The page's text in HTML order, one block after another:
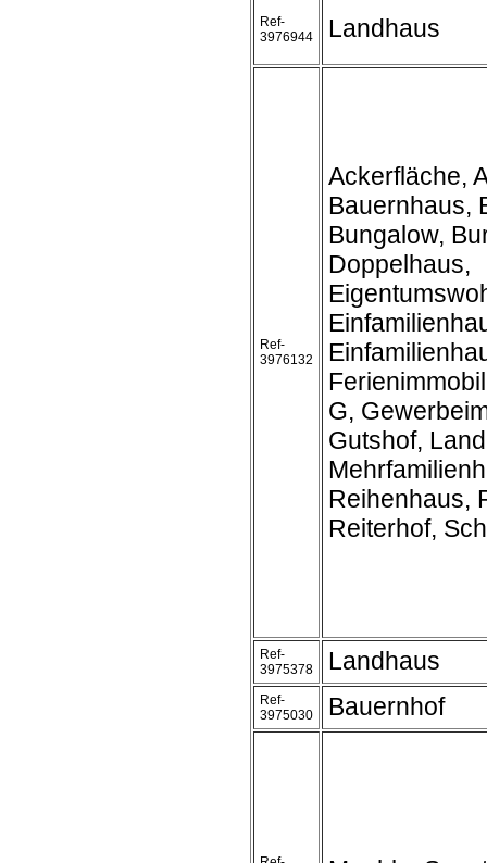
Ref-
3976944
Landhaus
Ref-
3976132
Ackerfläche,
Bauernhaus,
Bungalow,
Doppelhaus,
G,
Gutshof,
Reihenhaus,
Reiterhof,
Ref-
3975378
Landhaus
Ref-
3975030
Bauernhof